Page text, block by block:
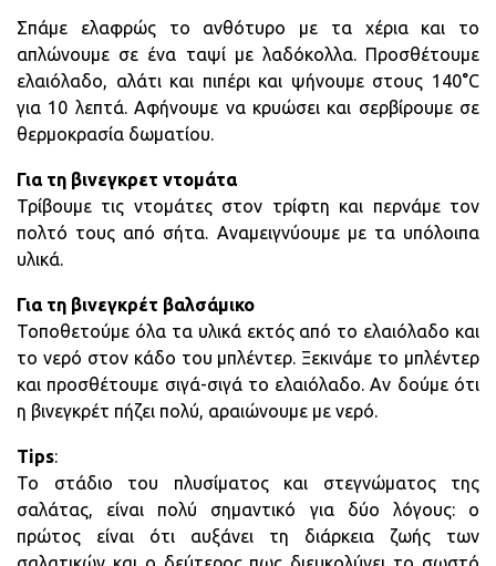
Σπάμε ελαφρώς το ανθότυρο με τα χέρια και το
απλώνουμε σε ένα ταψί με λαδόκολλα. Προσθέτουμε
ελαιόλαδο, αλάτι και πιπέρι και ψήνουμε στους 140°C
για 10 λεπτά. Αφήνουμε να κρυώσει και σερβίρουμε σε
θερμοκρασία δωματίου.
Για τη βινεγκρετ ντομάτα
Τρίβουμε τις ντομάτες στον τρίφτη και περνάμε τον
πολτό τους από σήτα. Αναμειγνύουμε με τα υπόλοιπα
υλικά.
Για τη βινεγκρέτ βαλσάμικο
Τοποθετούμε όλα τα υλικά εκτός από το ελαιόλαδο και
το νερό στον κάδο του μπλέντερ. Ξεκινάμε το μπλέντερ
και προσθέτουμε σιγά-σιγά το ελαιόλαδο. Αν δούμε ότι
η βινεγκρέτ πήζει πολύ, αραιώνουμε με νερό.
Tips:
Το στάδιο του πλυσίματος και στεγνώματος της
σαλάτας, είναι πολύ σημαντικό για δύο λόγους: ο
πρώτος είναι ότι αυξάνει τη διάρκεια ζωής των